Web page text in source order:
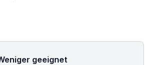
geeignet